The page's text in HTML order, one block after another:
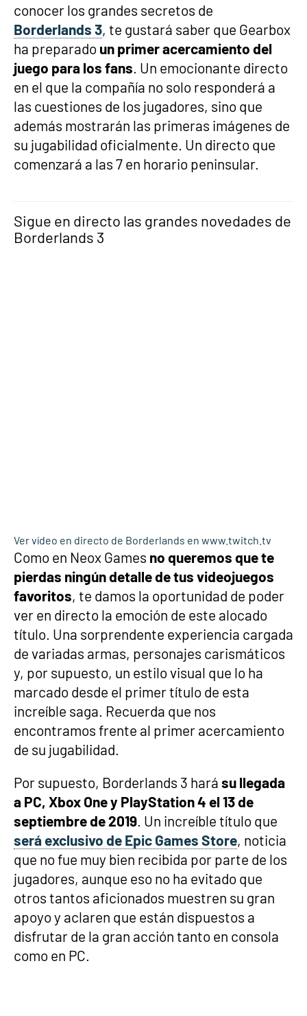
conocer los grandes secretos de
Borderlands 3, te gustará saber que Gearbox
ha preparado un primer acercamiento del
juego para los fans. Un emocionante directo
en el que la compañía no solo responderá a
las cuestiones de los jugadores, sino que
además mostrarán las primeras imágenes de
su jugabilidad oficialmente. Un directo que
comenzará a las 7 en horario peninsular.
Sigue en directo las grandes novedades de
Borderlands 3
Ver vídeo en directo de Borderlands en www.twitch.tv
Como en Neox Games no queremos que te
pierdas ningún detalle de tus videojuegos
favoritos, te damos la oportunidad de poder
ver en directo la emoción de este alocado
título. Una sorprendente experiencia cargada
de variadas armas, personajes carismáticos
y, por supuesto, un estilo visual que lo ha
marcado desde el primer título de esta
increíble saga. Recuerda que nos
encontramos frente al primer acercamiento
de su jugabilidad.
Por supuesto, Borderlands 3 hará su llegada
a PC, Xbox One y PlayStation 4 el 13 de
septiembre de 2019. Un increíble título que
será exclusivo de Epic Games Store, noticia
que no fue muy bien recibida por parte de los
jugadores, aunque eso no ha evitado que
otros tantos aficionados muestren su gran
apoyo y aclaren que están dispuestos a
disfrutar de la gran acción tanto en consola
como en PC.